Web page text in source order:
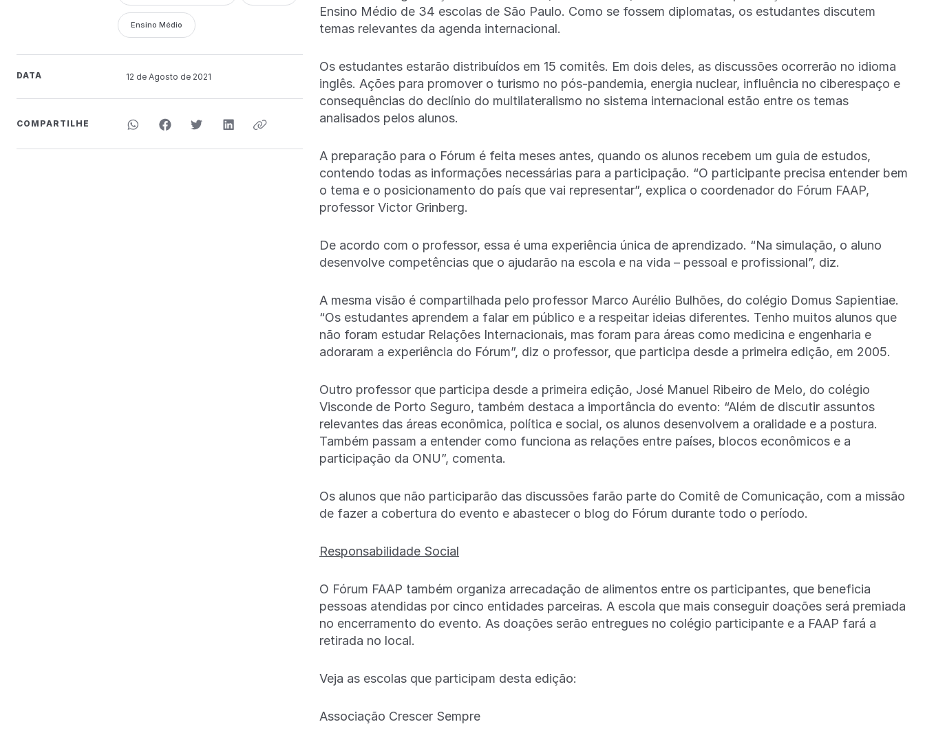
Ensino Médio
DATA 12 de Agosto de 2021
COMPARTILHE
Ensino Médio de 34 escolas de São Paulo. Como se fossem diplomatas, os estudantes discutem
temas relevantes da agenda internacional.
Os estudantes estarão distribuídos em 15 comitês. Em dois deles, as discussões ocorrerão no idioma
inglês. Ações para promover o turismo no pós-pandemia, energia nuclear, influência no ciberespaço e
consequências do declínio do multilateralismo no sistema internacional estão entre os temas
analisados pelos alunos.
A preparação para o Fórum é feita meses antes, quando os alunos recebem um guia de estudos,
contendo todas as informações necessárias para a participação. “O participante precisa entender bem
o tema e o posicionamento do país que vai representar”, explica o coordenador do Fórum FAAP,
professor Victor Grinberg.
De acordo com o professor, essa é uma experiência única de aprendizado. “Na simulação, o aluno
desenvolve competências que o ajudarão na escola e na vida – pessoal e profissional”, diz.
A mesma visão é compartilhada pelo professor Marco Aurélio Bulhões, do colégio Domus Sapientiae.
“Os estudantes aprendem a falar em público e a respeitar ideias diferentes. Tenho muitos alunos que
não foram estudar Relações Internacionais, mas foram para áreas como medicina e engenharia e
adoraram a experiência do Fórum”, diz o professor, que participa desde a primeira edição, em 2005.
Outro professor que participa desde a primeira edição, José Manuel Ribeiro de Melo, do colégio
Visconde de Porto Seguro, também destaca a importância do evento: “Além de discutir assuntos
relevantes das áreas econômica, política e social, os alunos desenvolvem a oralidade e a postura.
Também passam a entender como funciona as relações entre países, blocos econômicos e a
participação da ONU”, comenta.
Os alunos que não participarão das discussões farão parte do Comitê de Comunicação, com a missão
de fazer a cobertura do evento e abastecer o blog do Fórum durante todo o período.
Responsabilidade Social
O Fórum FAAP também organiza arrecadação de alimentos entre os participantes, que beneficia
pessoas atendidas por cinco entidades parceiras. A escola que mais conseguir doações será premiada
no encerramento do evento. As doações serão entregues no colégio participante e a FAAP fará a
retirada no local.
Veja as escolas que participam desta edição:
Associação Crescer Sempre